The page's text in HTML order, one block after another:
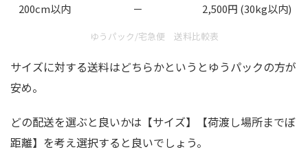
200cm以内
－ 2,500円 (30kg以内)
ゆうパック/宅急便 送料比較表
サイズに対する送料はどちらかというとゆうパックの方が
安め。
どの配送を選ぶと良いかは【サイズ】【荷渡し場所までぼ
距離】を考え選択すると良いでしょう。